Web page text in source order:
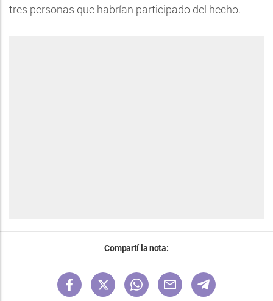
tres personas que habrían participado del hecho.
Compartí la nota: